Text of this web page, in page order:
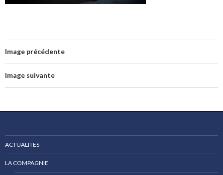
Image précédente
Image suivante
ACTUALITES
LA COMPAGNIE